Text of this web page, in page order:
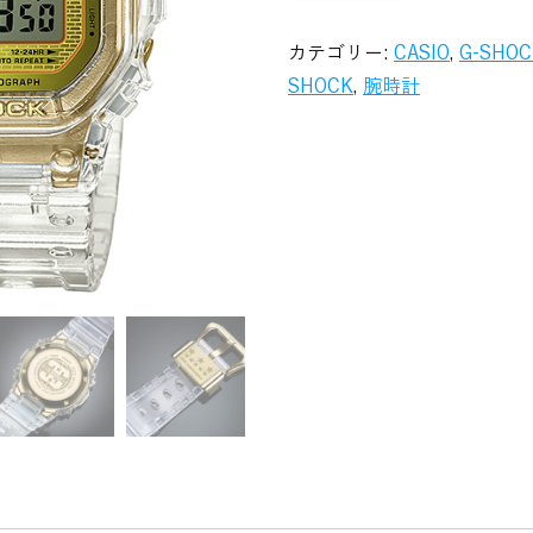
カテゴリー: CASIO, G-
SHOCK, 腕時計